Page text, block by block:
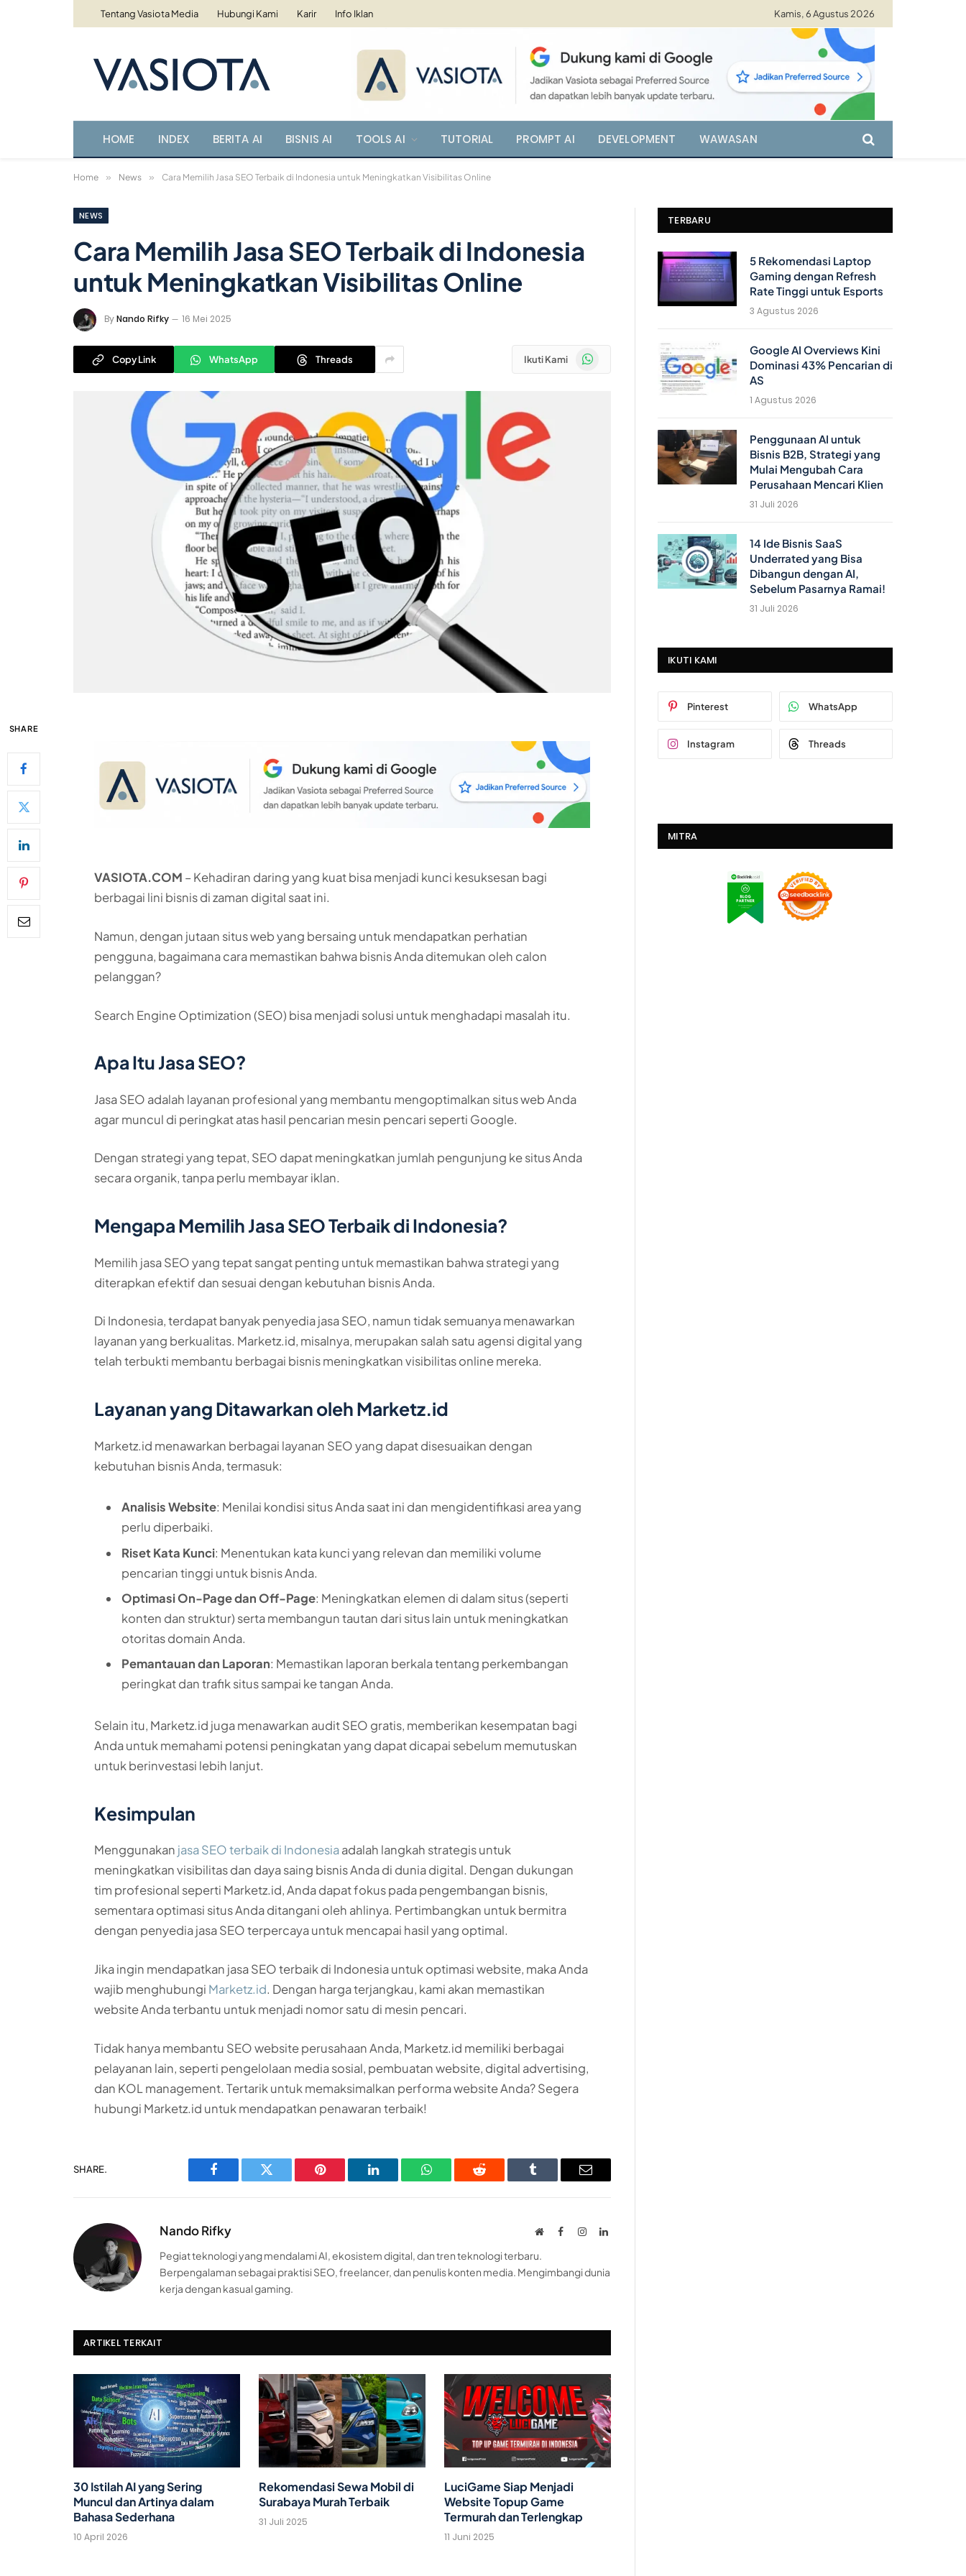
Tentang Vasiota Media Hubungi Kami Karir Info Iklan Kamis, 6 Agustus 2026
HOME INDEX BERITA AI BISNIS AI TOOLS AI TUTORIAL PROMPT AI DEVELOPMENT WAWASAN
Home » News » Cara Memilih Jasa SEO Terbaik di Indonesia untuk Meningkatkan Visibilitas Online
NEWS
Cara Memilih Jasa SEO Terbaik di Indonesia
untuk Meningkatkan Visibilitas Online
ByNando Rifky 16 Mei 2025
Copy Link WhatsApp Threads Ikuti Kami WhatsApp
SHARE
VASIOTA.COM – Kehadiran daring yang kuat bisa menjadi kunci kesuksesan bagi
berbagai lini bisnis di zaman digital saat ini.
Namun, dengan jutaan situs web yang bersaing untuk mendapatkan perhatian
pengguna, bagaimana cara memastikan bahwa bisnis Anda ditemukan oleh calon
pelanggan?
Search Engine Optimization (SEO) bisa menjadi solusi untuk menghadapi masalah itu.​
Apa Itu Jasa SEO?
Jasa SEO adalah layanan profesional yang membantu mengoptimalkan situs web Anda
agar muncul di peringkat atas hasil pencarian mesin pencari seperti Google.
Dengan strategi yang tepat, SEO dapat meningkatkan jumlah pengunjung ke situs Anda
secara organik, tanpa perlu membayar iklan.​
Mengapa Memilih Jasa SEO Terbaik di Indonesia?
Memilih jasa SEO yang tepat sangat penting untuk memastikan bahwa strategi yang
diterapkan efektif dan sesuai dengan kebutuhan bisnis Anda.
Di Indonesia, terdapat banyak penyedia jasa SEO, namun tidak semuanya menawarkan
layanan yang berkualitas. Marketz.id, misalnya, merupakan salah satu agensi digital yang
telah terbukti membantu berbagai bisnis meningkatkan visibilitas online mereka. ​
Layanan yang Ditawarkan oleh Marketz.id
Marketz.id menawarkan berbagai layanan SEO yang dapat disesuaikan dengan
kebutuhan bisnis Anda, termasuk:​
Analisis Website: Menilai kondisi situs Anda saat ini dan mengidentifikasi area yang
perlu diperbaiki.​
Riset Kata Kunci: Menentukan kata kunci yang relevan dan memiliki volume
pencarian tinggi untuk bisnis Anda.​
Optimasi On-Page dan Off-Page: Meningkatkan elemen di dalam situs (seperti
konten dan struktur) serta membangun tautan dari situs lain untuk meningkatkan
otoritas domain Anda.​
Pemantauan dan Laporan: Memastikan laporan berkala tentang perkembangan
peringkat dan trafik situs sampai ke tangan Anda.​
Selain itu, Marketz.id juga menawarkan audit SEO gratis, memberikan kesempatan bagi
Anda untuk memahami potensi peningkatan yang dapat dicapai sebelum memutuskan
untuk berinvestasi lebih lanjut. ​
Kesimpulan
Menggunakan jasa SEO terbaik di Indonesiaadalah langkah strategis untuk
meningkatkan visibilitas dan daya saing bisnis Anda di dunia digital. Dengan dukungan
tim profesional seperti Marketz.id, Anda dapat fokus pada pengembangan bisnis,
sementara optimasi situs Anda ditangani oleh ahlinya. Pertimbangkan untuk bermitra
dengan penyedia jasa SEO terpercaya untuk mencapai hasil yang optimal.​
Jika ingin mendapatkan jasa SEO terbaik di Indonesia untuk optimasi website, maka Anda
wajib menghubungi Marketz.id. Dengan harga terjangkau, kami akan memastikan
website Anda terbantu untuk menjadi nomor satu di mesin pencari.
Tidak hanya membantu SEO website perusahaan Anda, Marketz.id memiliki berbagai
pelayanan lain, seperti pengelolaan media sosial, pembuatan website, digital advertising,
dan KOL management. Tertarik untuk memaksimalkan performa website Anda? Segera
hubungi Marketz.id untuk mendapatkan penawaran terbaik!
SHARE.
Facebook Twitter Pinterest LinkedIn WhatsAppReddit Tumblr Email
Nando Rifky WebsiteFacebookInstagramLinkedIn
Pegiat teknologi yang mendalami AI, ekosistem digital, dan tren teknologi terbaru.
Berpengalaman sebagai praktisi SEO, freelancer, dan penulis konten media. Mengimbangi dunia
kerja dengan kasual gaming.
ARTIKEL TERKAIT
30 Istilah AI yang Sering
Muncul dan Artinya dalam
Bahasa Sederhana
10 April 2026
Rekomendasi Sewa Mobil di
Surabaya Murah Terbaik
31 Juli 2025
LuciGame Siap Menjadi
Website Topup Game
Termurah dan Terlengkap
11 Juni 2025
TERBARU
5 Rekomendasi Laptop
Gaming dengan Refresh
Rate Tinggi untuk Esports
3 Agustus 2026
Google AI Overviews Kini
Dominasi 43% Pencarian di
AS
1 Agustus 2026
Penggunaan AI untuk
Bisnis B2B, Strategi yang
Mulai Mengubah Cara
Perusahaan Mencari Klien
31 Juli 2026
14 Ide Bisnis SaaS
Underrated yang Bisa
Dibangun dengan AI,
Sebelum Pasarnya Ramai!
31 Juli 2026
IKUTI KAMI
Pinterest WhatsApp
Instagram Threads
MITRA